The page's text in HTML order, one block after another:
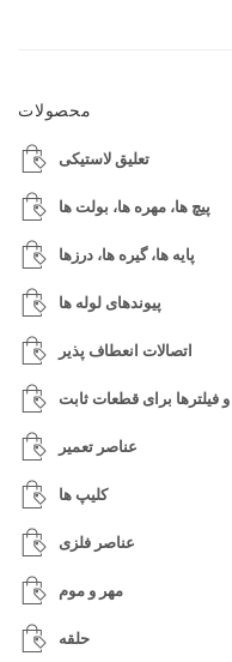
محصولات
تعلیق لاستیکی
پیچ ها، مهره ها، بولت ها
پایه ها، گیره ها، درزها
پیوندهای لوله ها
اتصالات انعطاف پذیر
و فیلترها برای قطعات ثابت
عناصر تعمیر
کلیپ ها
عناصر فلزی
مهر و موم
حلقه